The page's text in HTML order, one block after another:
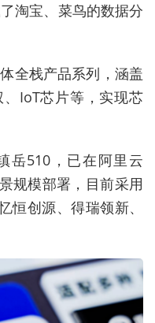
淘宝、菜鸟的数据分
全栈产品系列，涵盖
IoT芯片等，实现芯
岳510，已在阿里云
规模部署，目前采用
恒创源、得瑞领新、